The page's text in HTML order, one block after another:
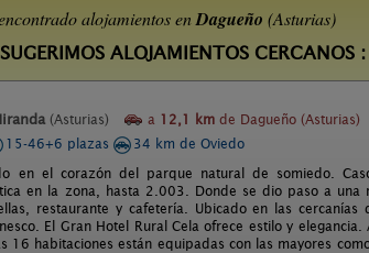
alojamientos enDagueño (Asturias)
ALOJAMIENTOS CERCANOS :
(Asturias) a 12,1 km de Dagueño (Asturias)
15-46+6 plazas
34 km de Oviedo
en el corazón del parque natural de somiedo.
en la zona, hasta 2.003. Donde se dio paso a
restaurante y cafetería. Ubicado en las cercanías
El Gran Hotel Rural Cela ofrece estilo y
16 habitaciones están equipadas con las mayores